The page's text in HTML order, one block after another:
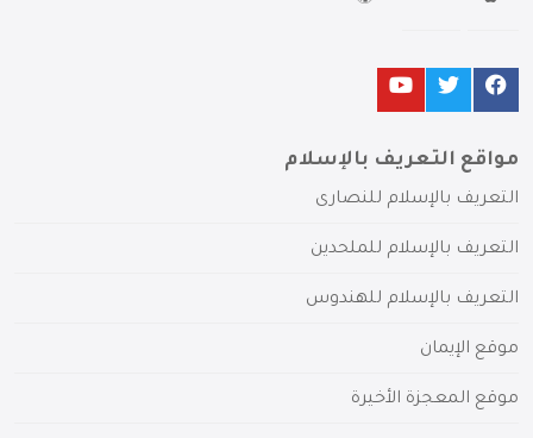
مواقع التعريف بالإسلام
التعريف بالإسلام للنصارى
التعريف بالإسلام للملحدين
التعريف بالإسلام للهندوس
موقع الإيمان
موقع المعجزة الأخيرة